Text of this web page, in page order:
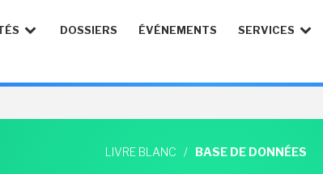
DOSSIERS ÉVÉNEMENTS SERVICES
LIVRE BLANC / BASE DE DONNÉES